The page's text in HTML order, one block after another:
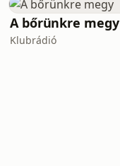
A bőrünkre megy
Klubrádió